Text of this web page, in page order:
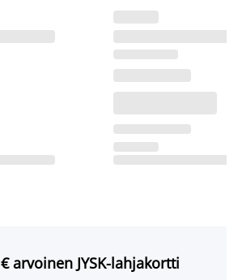
arvoinen JYSK-lahjakortti